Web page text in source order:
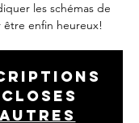
les schémas de
enfin heureux!